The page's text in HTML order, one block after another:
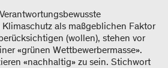
als maßgeblichen Faktor
(wollen), stehen vor
«grünen Wettbewerbermasse».
«nachhaltig» zu sein. Stichwort